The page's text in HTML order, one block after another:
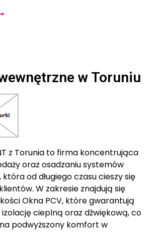
w Toruniu
z Torunia to firma koncentrująca
oraz osadzaniu systemów
od długiego czasu cieszy się
W zakresie znajdują się
Okna PCV, które gwarantują
izolację cieplną oraz dźwiękową, co
na podwyższony komfort w